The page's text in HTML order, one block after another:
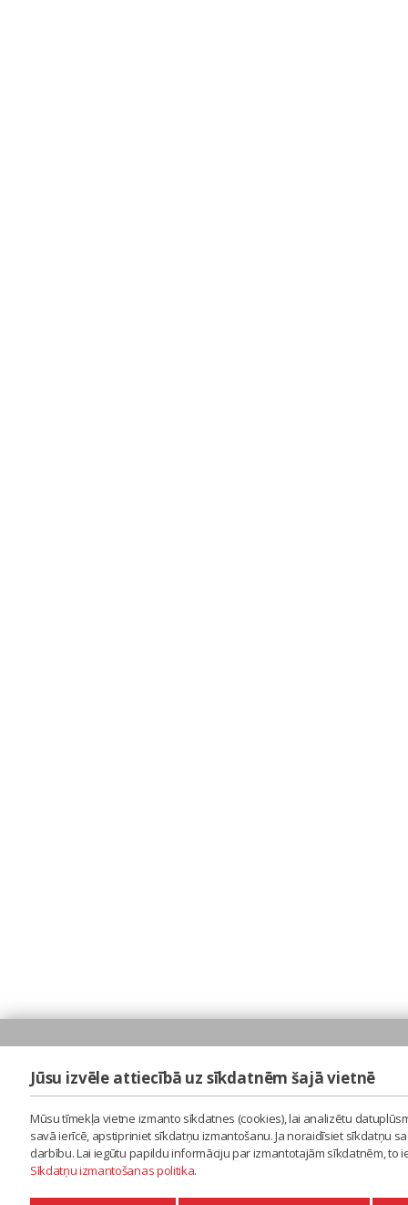
Jūsu izvēle attiecībā uz sīkdatnēm šajā vietnē
Mūsu tīmekļa vietne izmanto sīkdatnes (cookies), lai analizētu
savā ierīcē, apstipriniet sīkdatņu izmantošanu. Ja noraidīsiet sīkdatņu
darbību. Lai iegūtu papildu informāciju par izmantotajām sīkdatnēm,
Sīkdatņu izmantošanas politika.